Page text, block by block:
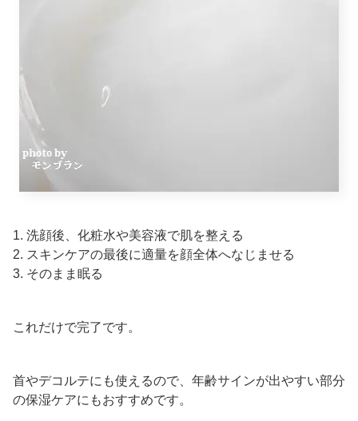
1. 洗顔後、化粧水や美容液で肌を整える
2. スキンケアの最後に適量を顔全体へなじませる
3. そのまま眠る
これだけで完了です。
首やデコルテにも使えるので、年齢サインが出やすい部分
の保湿ケアにもおすすめです。